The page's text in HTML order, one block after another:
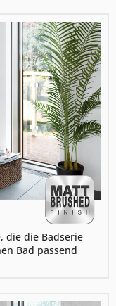
die die Badserie
Bad passend